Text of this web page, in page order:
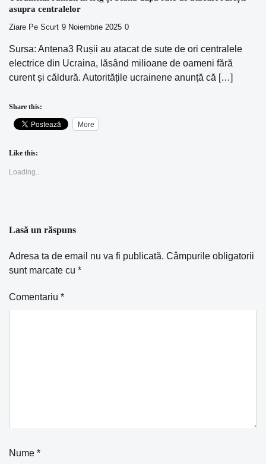
asupra centralelor
Ziare Pe Scurt 9 Noiembrie 2025 0
Sursa: Antena3 Rușii au atacat de sute de ori centralele
electrice din Ucraina, lăsând milioane de oameni fără
curent și căldură. Autoritățile ucrainene anunță că […]
Share this:
More
Like this:
Loading...
Lasă un răspuns
Adresa ta de email nu va fi publicată. Câmpurile obligatorii
sunt marcate cu *
Comentariu *
Nume *